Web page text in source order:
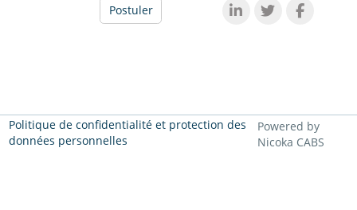
Postuler
Politique de confidentialité et protection des
données personnelles
Powered by
Nicoka CABS